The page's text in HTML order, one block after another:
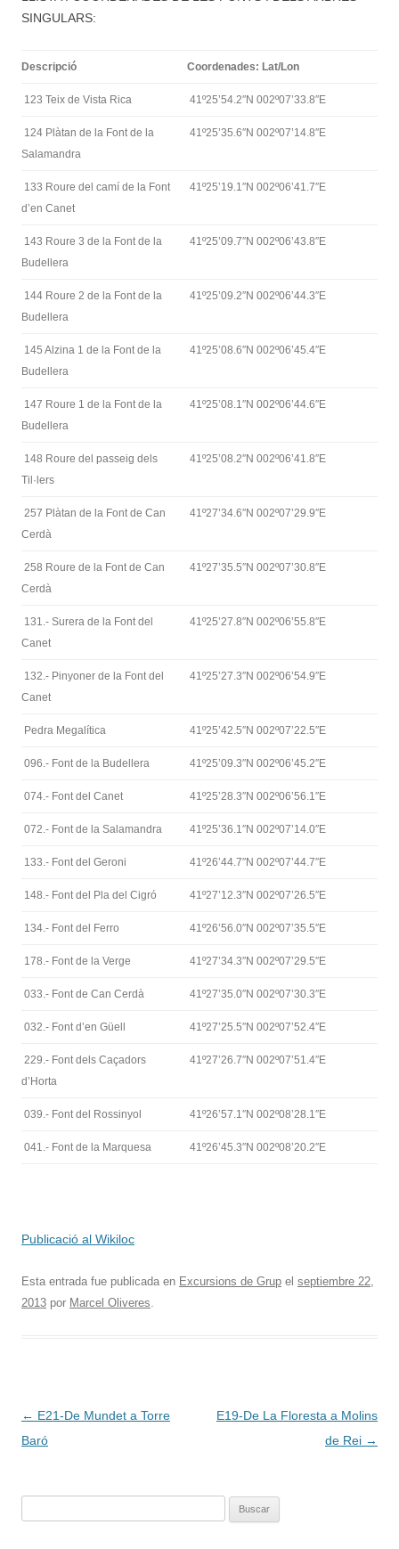
SINGULARS:
Descripció Coordenades: Lat/Lon
123 Teix de Vista Rica 41º25’54.2″N 002º07’33.8″E
124 Plàtan de la Font de la
Salamandra
41º25’35.6″N 002º07’14.8″E
133 Roure del camí de la Font
d’en Canet
41º25’19.1″N 002º06’41.7″E
143 Roure 3 de la Font de la
Budellera
41º25’09.7″N 002º06’43.8″E
144 Roure 2 de la Font de la
Budellera
41º25’09.2″N 002º06’44.3″E
145 Alzina 1 de la Font de la
Budellera
41º25’08.6″N 002º06’45.4″E
147 Roure 1 de la Font de la
Budellera
41º25’08.1″N 002º06’44.6″E
148 Roure del passeig dels
Til·lers
41º25’08.2″N 002º06’41.8″E
257 Plàtan de la Font de Can
Cerdà
41º27’34.6″N 002º07’29.9″E
258 Roure de la Font de Can
Cerdà
41º27’35.5″N 002º07’30.8″E
131.- Surera de la Font del
Canet
41º25’27.8″N 002º06’55.8″E
132.- Pinyoner de la Font del
Canet
41º25’27.3″N 002º06’54.9″E
Pedra Megalítica 41º25’42.5″N 002º07’22.5″E
096.- Font de la Budellera 41º25’09.3″N 002º06’45.2″E
074.- Font del Canet 41º25’28.3″N 002º06’56.1″E
072.- Font de la Salamandra 41º25’36.1″N 002º07’14.0″E
133.- Font del Geroni 41º26’44.7″N 002º07’44.7″E
148.- Font del Pla del Cigró 41º27’12.3″N 002º07’26.5″E
134.- Font del Ferro 41º26’56.0″N 002º07’35.5″E
178.- Font de la Verge 41º27’34.3″N 002º07’29.5″E
033.- Font de Can Cerdà 41º27’35.0″N 002º07’30.3″E
032.- Font d’en Güell 41º27’25.5″N 002º07’52.4″E
229.- Font dels Caçadors
d’Horta
41º27’26.7″N 002º07’51.4″E
039.- Font del Rossinyol 41º26’57.1″N 002º08’28.1″E
041.- Font de la Marquesa 41º26’45.3″N 002º08’20.2″E
Publicació al Wikiloc
Esta entrada fue publicada en Excursions de Grup el septiembre 22,
2013 por Marcel Oliveres.
Navegación
de
← E21-De Mundet a Torre
Baró
E19-De La Floresta a Molins
de Rei →